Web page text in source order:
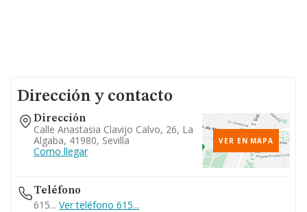
Dirección y contacto
Dirección
Calle Anastasia Clavijo Calvo, 26, La
Algaba, 41980, Sevilla
Como llegar
VER EN MAPA
Teléfono
615... Ver teléfono 615...